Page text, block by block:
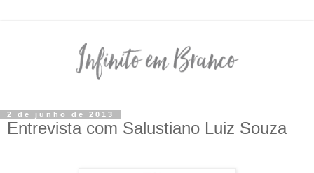
2 de junho de 2013
Entrevista com Salustiano Luiz Souza